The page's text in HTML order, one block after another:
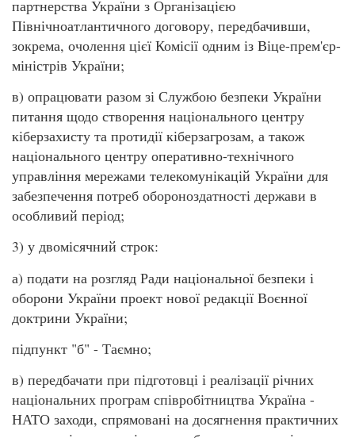
партнерства України з Організацією
Північноатлантичного договору, передбачивши,
зокрема, очолення цієї Комісії одним із Віце-прем'єр-
міністрів України;
в) опрацювати разом зі Службою безпеки України
питання щодо створення національного центру
кіберзахисту та протидії кіберзагрозам, а також
національного центру оперативно-технічного
управління мережами телекомунікацій України для
забезпечення потреб обороноздатності держави в
особливий період;
3) у двомісячний строк:
а) подати на розгляд Ради національної безпеки і
оборони України проект нової редакції Воєнної
доктрини України;
підпункт "б" - Таємно;
в) передбачати при підготовці і реалізації річних
національних програм співробітництва Україна -
НАТО заходи, спрямовані на досягнення практичних